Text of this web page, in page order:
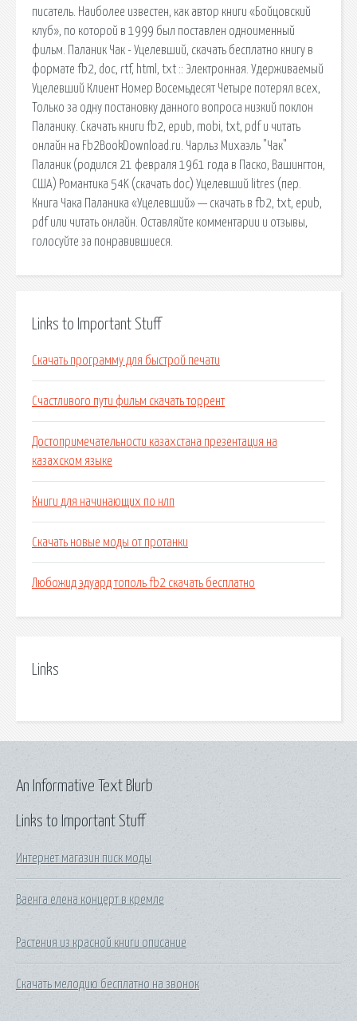
писатель. Наиболее известен, как автор книги «Бойцовский
клуб», по которой в 1999 был поставлен одноименный
фильм. Паланик Чак - Уцелевший, скачать бесплатно книгу в
формате fb2, doc, rtf, html, txt :: Электронная. Удерживаемый
Уцелевший Клиент Номер Восемьдесят Четыре потерял всех,
Только за одну постановку данного вопроса низкий поклон
Паланику. Скачать книги fb2, epub, mobi, txt, pdf и читать
онлайн на Fb2BookDownload.ru. Чарльз Михаэль "Чак"
Паланик (родился 21 февраля 1961 года в Паско, Вашингтон,
США) Романтика 54K (скачать doc) Уцелевший litres (пер.
Книга Чака Паланика «Уцелевший» — скачать в fb2, txt, epub,
pdf или читать онлайн. Оставляйте комментарии и отзывы,
голосуйте за понравившиеся.
Links to Important Stuff
Скачать программу для быстрой печати
Счастливого пути фильм скачать торрент
Достопримечательности казахстана презентация на
казахском языке
Книги для начинающих по нлп
Скачать новые моды от протанки
Любожид эдуард тополь fb2 скачать бесплатно
Links
Links to Important Stuff
Интернет магазин писк моды
Ваенга елена концерт в кремле
Растения из красной книги описание
Скачать мелодию бесплатно на звонок
An Informative Text Blurb